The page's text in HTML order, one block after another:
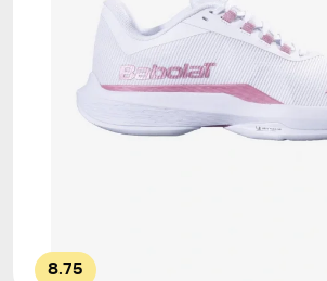
Comparador
Consultorio
Blog
8.75